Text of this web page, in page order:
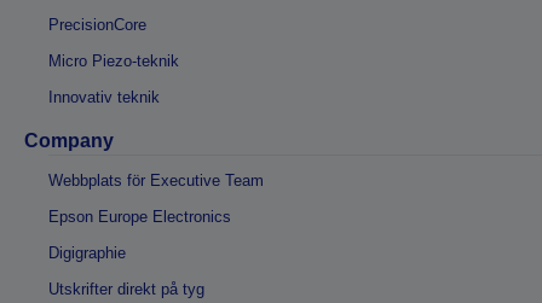
PrecisionCore
Micro Piezo-teknik
Innovativ teknik
Company
Webbplats för Executive Team
Epson Europe Electronics
Digigraphie
Utskrifter direkt på tyg